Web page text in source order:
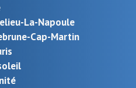
La-Napoule
Cap-Martin